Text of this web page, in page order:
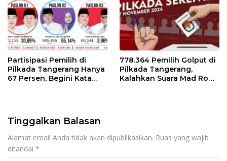
Partisipasi Pemilih di
Pilkada Tangerang Hanya
67 Persen, Begini Kata
778.364 Pemilih Golput di
Pilkada Tangerang,
Kalahkan Suara Mad Romli
Tinggalkan Balasan
Alamat email Anda tidak akan dipublikasikan. Ruas yang wajib
ditandai *